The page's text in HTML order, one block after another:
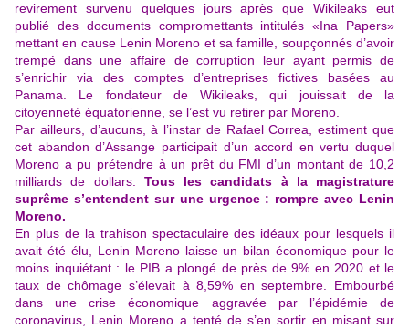
revirement survenu quelques jours après que Wikileaks eut
publié des documents compromettants intitulés «Ina Papers»
mettant en cause Lenin Moreno et sa famille, soupçonnés d’avoir
trempé dans une affaire de corruption leur ayant permis de
s’enrichir via des comptes d’entreprises fictives basées au
Panama. Le fondateur de Wikileaks, qui jouissait de la
citoyenneté équatorienne, se l’est vu retirer par Moreno.
Par ailleurs, d’aucuns, à l’instar de Rafael Correa, estiment que
cet abandon d’Assange participait d’un accord en vertu duquel
Moreno a pu prétendre à un prêt du FMI d’un montant de 10,2
milliards de dollars. Tous les candidats à la magistrature
suprême s’entendent sur une urgence : rompre avec Lenin
Moreno.
En plus de la trahison spectaculaire des idéaux pour lesquels il
avait été élu, Lenin Moreno laisse un bilan économique pour le
moins inquiétant : le PIB a plongé de près de 9% en 2020 et le
taux de chômage s’élevait à 8,59% en septembre. Embourbé
dans une crise économique aggravée par l’épidémie de
coronavirus, Lenin Moreno a tenté de s’en sortir en misant sur